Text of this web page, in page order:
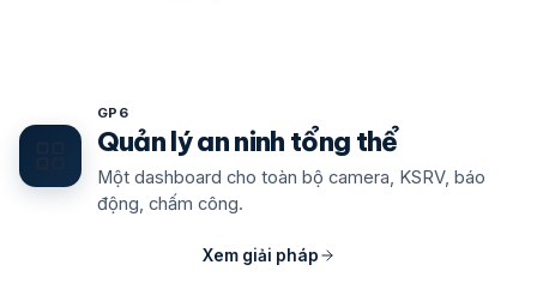
GP6
Quản lý an ninh tổng thể
Một dashboard cho toàn bộ camera, KSRV, báo
động, chấm công.
Xem giải pháp